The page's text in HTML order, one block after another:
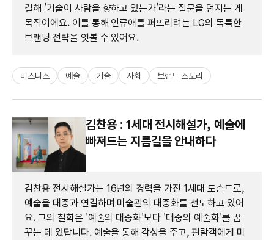
결해 '기술이 사람을 향하고 있는가'라는 질문을 던지는 게
목적이에요. 이를 통해 인류애를 퍼뜨리려는 LG의 독특한
브랜딩 전략을 엿볼 수 있어요.
비즈니스 예술 기술 사회 브랜드 스토리
김찬용 : 1세대 전시해설가, 예술에
빠져드는 지름길을 안내하다
김찬용 전시해설가는 16년의 경력을 가진 1세대 도슨트로,
예술을 대중과 연결하며 미술관의 대중화를 선도하고 있어
요. 그의 철학은 '예술의 대중화'보다 '대중의 예술화'를 꿈
꾸는 데 있답니다. 예술을 통해 각성을 주고, 관람객에게 미